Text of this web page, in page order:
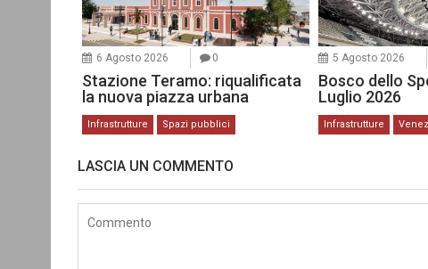
6 Agosto 2026 0
Stazione Teramo: riqualificata
la nuova piazza urbana
Infrastrutture Spazi pubblici
5 Agosto 2026
Bosco dello
Luglio 2026
Infrastrutture
LASCIA UN COMMENTO